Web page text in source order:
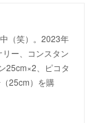
（笑）。2023年
ー、コンスタン
25cm×2、ピコタ
25cm）を購